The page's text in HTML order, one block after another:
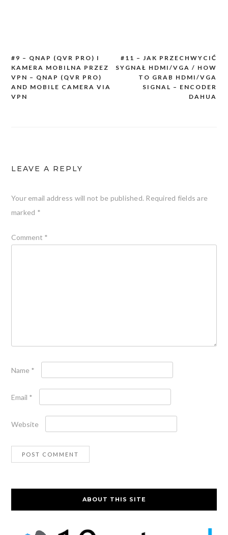
Post
navigation
#9 – QNAP (QVR PRO) I
KAMERA MOBILNA PRZEZ
VPN – QNAP (QVR PRO)
AND MOBILE CAMERA VIA
VPN
#11 – JAK PRZECHWYCIĆ
SYGNAŁ HDMI/VGA / HOW
TO GRAB HDMI/VGA
SIGNAL – ENCODER
DAHUA
LEAVE A REPLY
Your email address will not be published. Required fields are
marked *
Comment *
Name *
Email *
Website
ABOUT THIS SITE